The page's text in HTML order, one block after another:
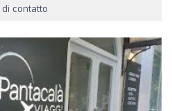
contatto